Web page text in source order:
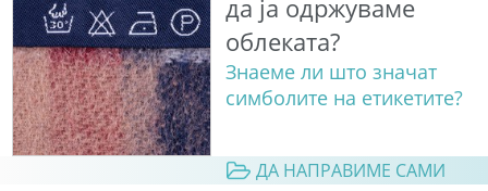
да ја одржуваме
облеката?
Знаеме ли што значат
симболите на етикетите?
ДА НАПРАВИМЕ САМИ